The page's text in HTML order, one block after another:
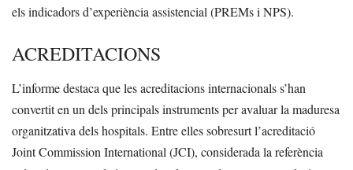
els indicadors d’experiència assistencial (PREMs i NPS).
ACREDITACIONS
L’informe destaca que les acreditacions internacionals s’han
convertit en un dels principals instruments per avaluar la maduresa
organitzativa dels hospitals. Entre elles sobresurt l’acreditació
Joint Commission International (JCI), considerada la referència